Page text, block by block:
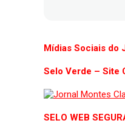
Mídias Sociais do
Selo Verde – Site
SELO WEB